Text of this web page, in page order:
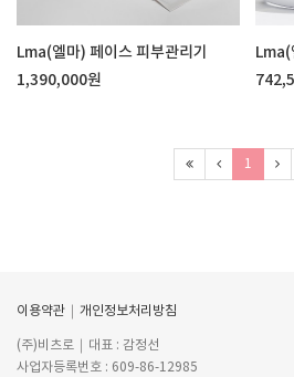
Lma(엘마) 페이스 피부관리기
1,390,000원
Lma(
1
이용약관 개인정보처리방침
(주)비츠로
대표 : 감정선
사업자등록번호 : 609-86-12985